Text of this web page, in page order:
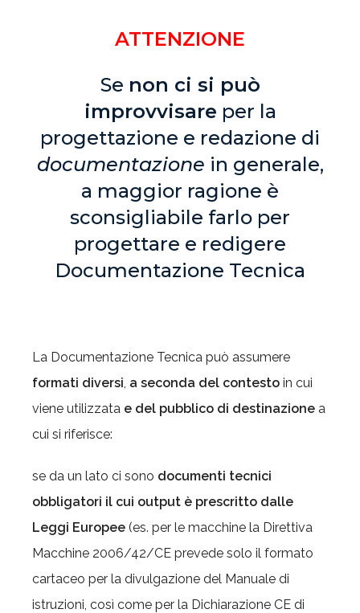
ATTENZIONE
Se non ci si può
improvvisare per la
progettazione e redazione di
documentazione in generale,
a maggior ragione è
sconsigliabile farlo per
progettare e redigere
Documentazione Tecnica
La Documentazione Tecnica può assumere
formati diversi, a seconda del contesto in cui
viene utilizzata e del pubblico di destinazione a
cui si riferisce:
se da un lato ci sono documenti tecnici
obbligatori il cui output è prescritto dalle
Leggi Europee (es. per le macchine la Direttiva
Macchine 2006/42/CE prevede solo il formato
cartaceo per la divulgazione del Manuale di
istruzioni, così come per la Dichiarazione CE di